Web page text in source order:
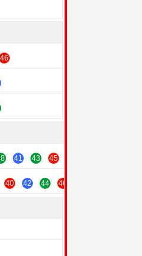
46
41 43 45
40 42 44 46